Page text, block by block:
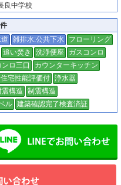
良中学校
雑排水:公共下水
フローリング
追い焚き 洗浄便座
ガスコンロ
ンロ三口
カウンターキッチン
宅性能評価付 浄水器
震構造
制震構造
ル 建築確認完了検査済証
ルでお問い合わせ